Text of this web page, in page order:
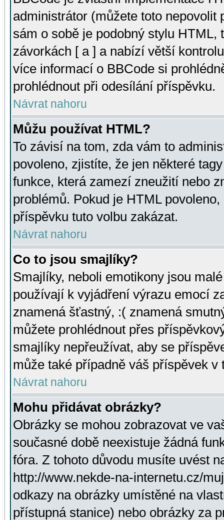
administrátor (můžete toto
sám o sobě je podobný stylu HTML,
závorkách [ a ] a nabízí větší
více informací o BBCode si
prohlédnout při odesílání příspěvku.
Návrat nahoru
Můžu používat HTML?
To závisí na tom, zda vám to
povoleno, zjistíte, že jen některé
funkce, která zamezí zneužití nebo
problémů. Pokud je HTML
příspěvku tuto volbu zakázat.
Návrat nahoru
Co to jsou smajlíky?
Smajlíky, neboli emotikony jsou
používají k vyjádření výrazu emocí
znamená šťastný, :( znamená
můžete prohlédnout přes
smajlíky nepřeužívat, aby se
může také případně váš příspěvek v
Návrat nahoru
Mohu přidávat obrázky?
Obrázky se mohou zobrazovat ve
současné době neexistuje žádná
fóra. Z tohoto důvodu musíte uvést
http://www.nekde-na-internetu.cz/
odkazy na obrázky umístěné na
přístupná stanice) nebo obrázky za